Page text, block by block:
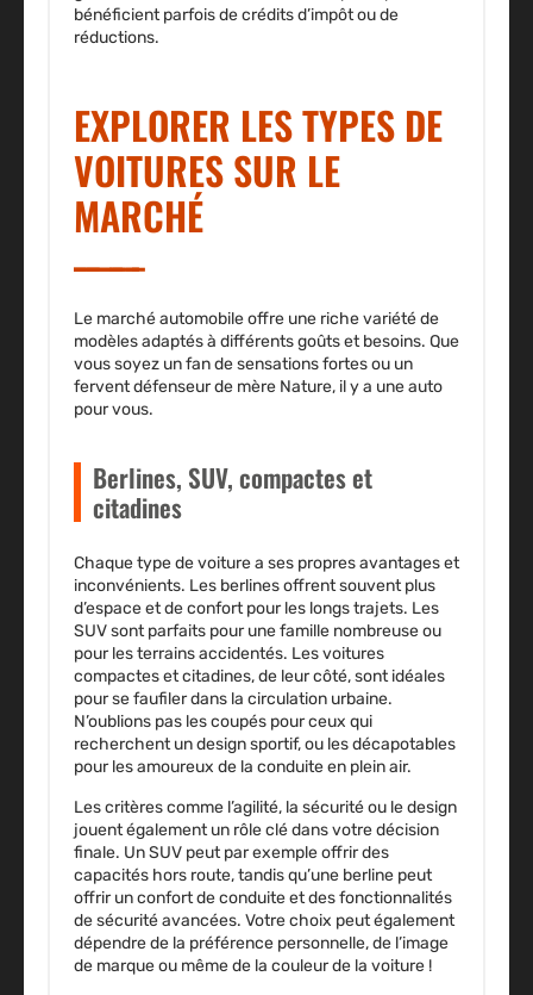
bénéficient parfois de crédits d’impôt ou de
réductions.
EXPLORER LES TYPES DE
VOITURES SUR LE
MARCHÉ
Le marché automobile offre une riche variété de
modèles adaptés à différents goûts et besoins. Que
vous soyez un fan de sensations fortes ou un
fervent défenseur de mère Nature, il y a uneauto
pour vous.
Berlines, SUV, compactes et
citadines
Chaque type de voiture a ses propres avantages et
inconvénients. Les berlinesoffrent souvent plus
d’espace et de confort pour les longs trajets. Les
SUVsont parfaits pour une famille nombreuse ou
pour les terrains accidentés. Lesvoitures
compactes et citadines, de leur côté, sont idéales
pour se faufiler dans la circulation urbaine.
N’oublions pas les coupés pour ceux qui
recherchent un design sportif, ou les décapotables
pour les amoureux de la conduite en plein air.
Les critères comme l’agilité, la sécurité ou le design
jouent également un rôle clé dans votre décision
finale. Un SUV peut par exemple offrir des
capacités hors route, tandis qu’une berline peut
offrir un confort de conduite et des fonctionnalités
de sécurité avancées. Votre choix peut également
dépendre de la préférence personnelle, de l’image
de marque ou même de la couleur de la voiture !